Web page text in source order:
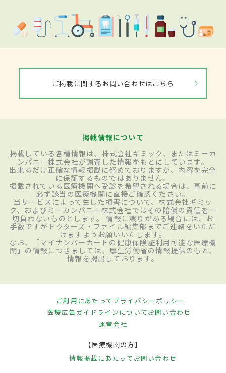
ご掲載に関するお問い合わせはこちら
掲載情報について
掲載している各種情報は、株式会社ギミック、またはミーカ
ンパニー株式会社が調査した情報をもとにしています。
出来るだけ正確な情報掲載に努めておりますが、内容を完全
に保証するものではありません。
掲載されている医療機関へ受診を希望される場合は、事前に
必ず該当の医療機関に直接ご確認ください。
当サービスによって生じた損害について、株式会社ギミッ
ク、およびミーカンパニー株式会社ではその賠償の責任を一
切負わないものとします。 情報に誤りがある場合には、お
手数ですがドクターズ・ファイル編集部までご連絡をいただ
けますようお願いいたします。
なお、「マイナンバーカードの健康保険証利用可能な医療機
関」の情報につきましては、厚生労働省の情報提供のもと、
情報を掲出しております。
ご利用にあたってプライバシーポリシー
医療広告ガイドラインについてお問い合わせ
運営会社
【医療機関の方】
情報掲載にあたって お問い合わせ